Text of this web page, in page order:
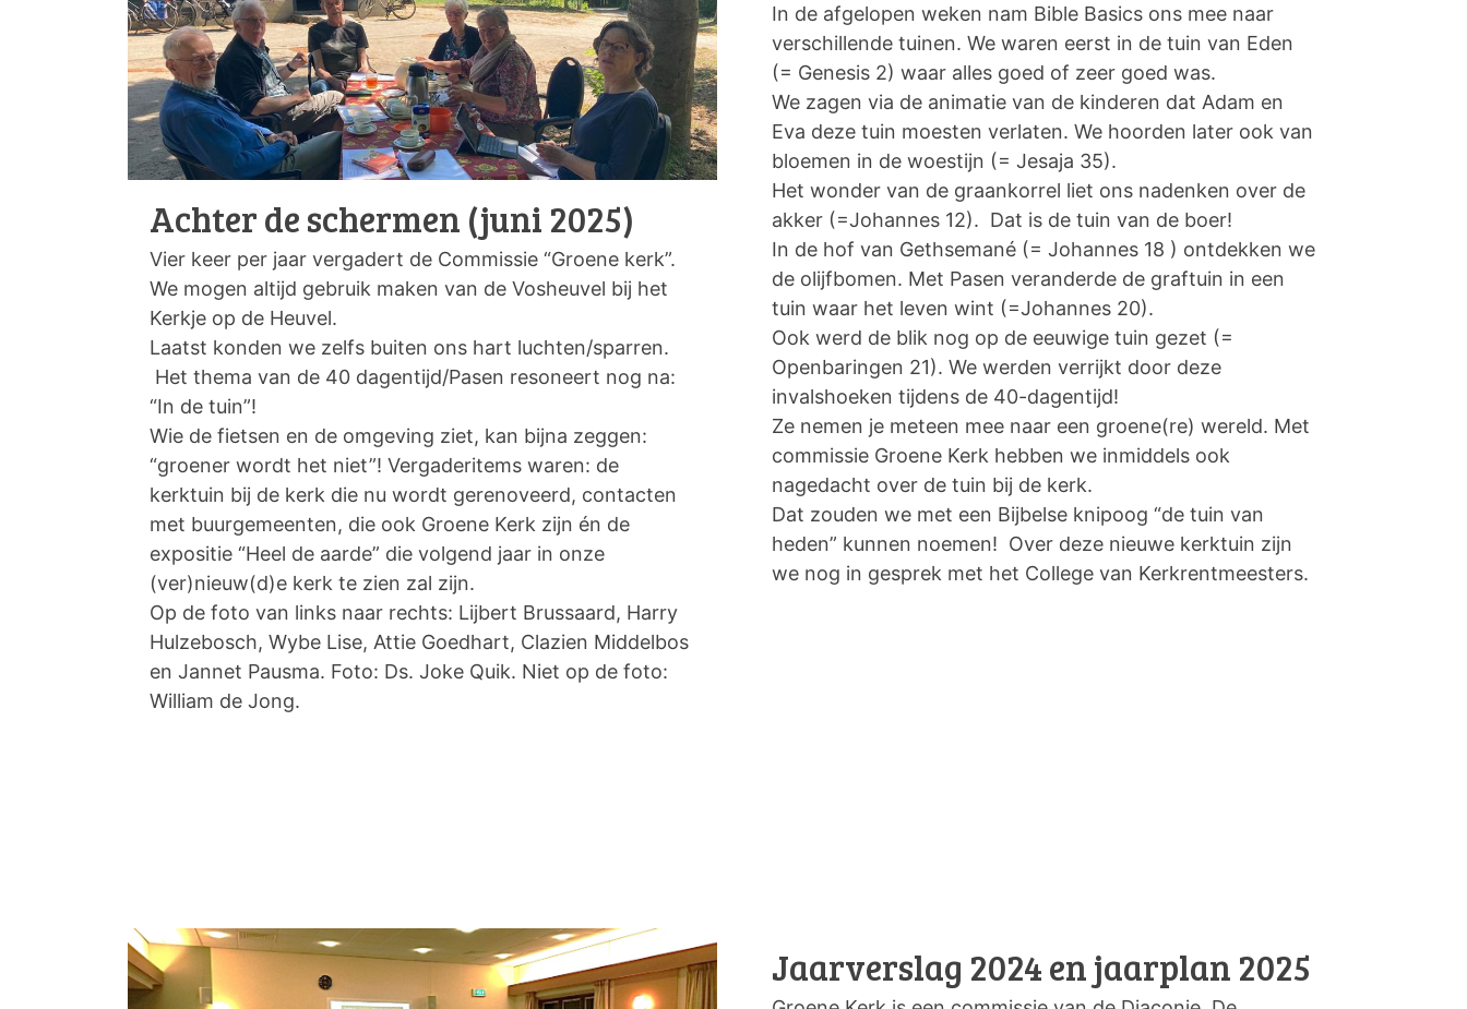
Achter de schermen (juni 2025)
Vier keer per jaar vergadert de Commissie “Groene kerk”.
We mogen altijd gebruik maken van de Vosheuvel bij het
Kerkje op de Heuvel.
Laatst konden we zelfs buiten ons hart luchten/sparren.
Het thema van de 40 dagentijd/Pasen resoneert nog na:
“In de tuin”!
Wie de fietsen en de omgeving ziet, kan bijna zeggen:
“groener wordt het niet”! Vergaderitems waren: de
kerktuin bij de kerk die nu wordt gerenoveerd, contacten
met buurgemeenten, die ook Groene Kerk zijn én de
expositie “Heel de aarde” die volgend jaar in onze
(ver)nieuw(d)e kerk te zien zal zijn.
Op de foto van links naar rechts: Lijbert Brussaard, Harry
Hulzebosch, Wybe Lise, Attie Goedhart, Clazien Middelbos
en Jannet Pausma. Foto: Ds. Joke Quik. Niet op de foto:
William de Jong.
In de afgelopen weken nam Bible Basics ons mee naar
verschillende tuinen. We waren eerst in de tuin van Eden
(= Genesis 2) waar alles goed of zeer goed was.
We zagen via de animatie van de kinderen dat Adam en
Eva deze tuin moesten verlaten. We hoorden later ook van
bloemen in de woestijn (= Jesaja 35).
Het wonder van de graankorrel liet ons nadenken over de
akker (=Johannes 12). Dat is de tuin van de boer!
In de hof van Gethsemané (= Johannes 18 ) ontdekken we
de olijfbomen. Met Pasen veranderde de graftuin in een
tuin waar het leven wint (=Johannes 20).
Ook werd de blik nog op de eeuwige tuin gezet (=
Openbaringen 21). We werden verrijkt door deze
invalshoeken tijdens de 40-dagentijd!
Ze nemen je meteen mee naar een groene(re) wereld. Met
commissie Groene Kerk hebben we inmiddels ook
nagedacht over de tuin bij de kerk.
Dat zouden we met een Bijbelse knipoog “de tuin van
heden” kunnen noemen! Over deze nieuwe kerktuin zijn
we nog in gesprek met het College van Kerkrentmeesters.
Jaarverslag 2024 en jaarplan 2025